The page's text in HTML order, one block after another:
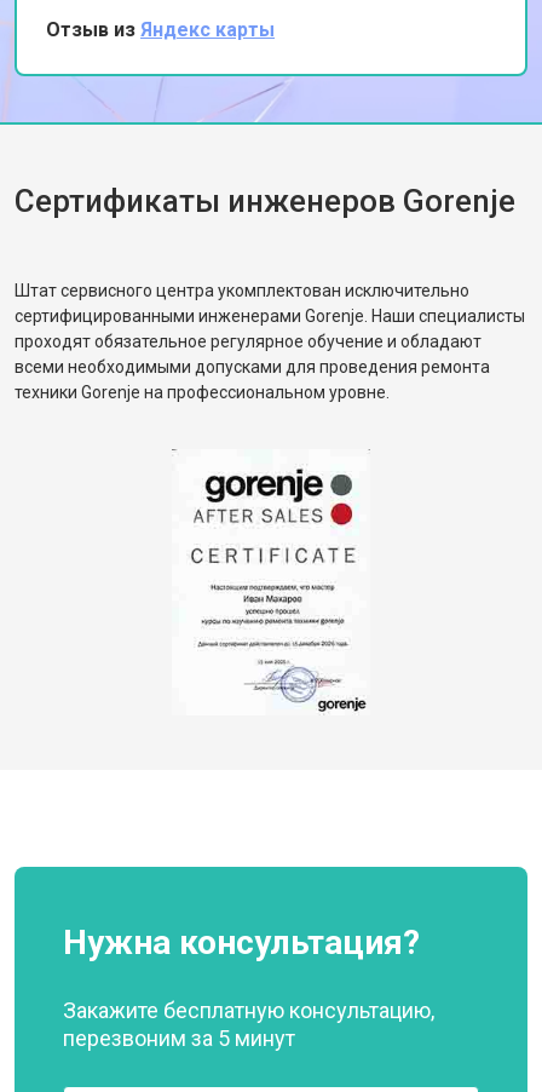
Замена П-образного уплотнителя
Замена нижнего уплотнителя
Замена заливного шланга от 850 ₽ Заказать
профессионализмом и оперативностью.
Спасибо за качественный ремонт!
Отзыв из Яндекс карты
Сертификаты инженеров Gorenje
Штат сервисного центра укомплектован исключительно
сертифицированными инженерами Gorenje. Наши специалисты
проходят обязательное регулярное обучение и обладают
всеми необходимыми допусками для проведения ремонта
техники Gorenje на профессиональном уровне.
Нужна консультация?
Закажите бесплатную консультацию,
перезвоним за 5 минут